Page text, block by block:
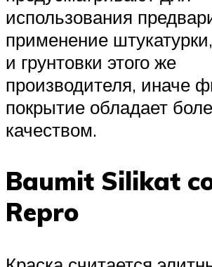
использования
применение
и грунтовки этого же
производителя, иначе
покрытие обладает
качеством.
Baumit Silikat
Repro